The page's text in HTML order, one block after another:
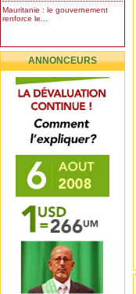
Mauritanie : le gouvernement
renforce le...
ANNONCEURS